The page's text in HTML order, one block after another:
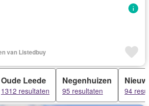
van Listedbuy
Oude Leede
1312 resultaten
Negenhuizen
95 resultaten 94